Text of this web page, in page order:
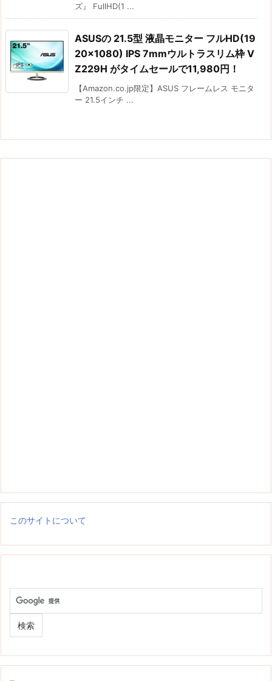
ズ』 FullHD(1 ...
ASUSの 21.5型 液晶モニター フルHD(19
20×1080) IPS 7mmウルトラスリム枠 V
Z229H がタイムセールで11,980円！
【Amazon.co.jp限定】ASUS フレームレス モニタ
ー 21.5インチ ...
このサイトについて